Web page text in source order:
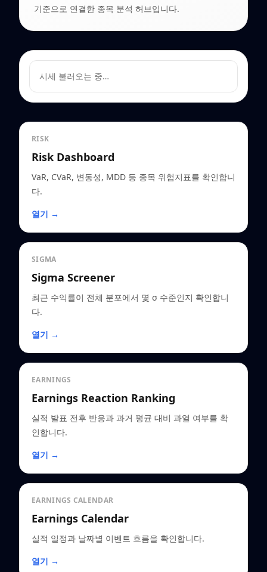
기준으로 연결한 종목 분석 허브입니다.
시세 불러오는 중…
RISK
Risk Dashboard
VaR, CVaR, 변동성, MDD 등 종목 위험지표를 확인합니
다.
열기 →
SIGMA
Sigma Screener
최근 수익률이 전체 분포에서 몇 σ 수준인지 확인합니
다.
열기 →
EARNINGS
Earnings Reaction Ranking
실적 발표 전후 반응과 과거 평균 대비 과열 여부를 확
인합니다.
열기 →
EARNINGS CALENDAR
Earnings Calendar
실적 일정과 날짜별 이벤트 흐름을 확인합니다.
열기 →